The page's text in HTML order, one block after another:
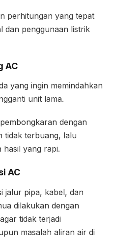
perhitungan yang tepat
dan penggunaan listrik
AC
yang ingin memindahkan
unit lama.
dengan
tidak terbuang, lalu
hasil yang rapi.
AC
jalur pipa, kabel, dan
dilakukan dengan
tidak terjadi
masalah aliran air di